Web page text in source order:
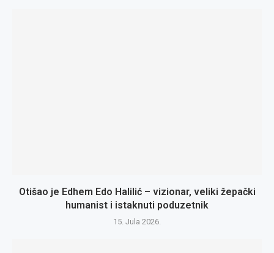
Otišao je Edhem Edo Halilić – vizionar, veliki žepački
humanist i istaknuti poduzetnik
15. Jula 2026.